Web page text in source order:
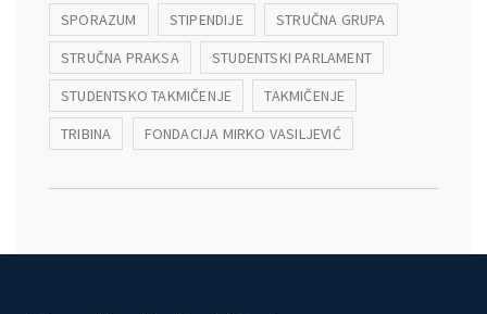
SPORAZUM
STIPENDIJE
STRUČNA GRUPA
STRUČNA PRAKSA
STUDENTSKI PARLAMENT
STUDENTSKO TAKMIČENJE
TAKMIČENJE
TRIBINA
FONDACIJA MIRKO VASILJEVIĆ